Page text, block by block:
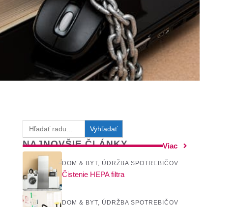
Search
for:
NAJNOVŠIE ČLÁNKY Viac
DOM & BYT, ÚDRŽBA SPOTREBIČOV
Čistenie HEPA filtra
DOM & BYT, ÚDRŽBA SPOTREBIČOV